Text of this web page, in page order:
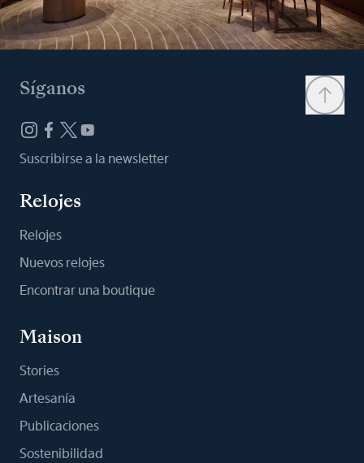
Síganos
Suscribirse a la newsletter
Relojes
Relojes
Nuevos relojes
Encontrar una boutique
Maison
Stories
Artesanía
Publicaciones
Sostenibilidad